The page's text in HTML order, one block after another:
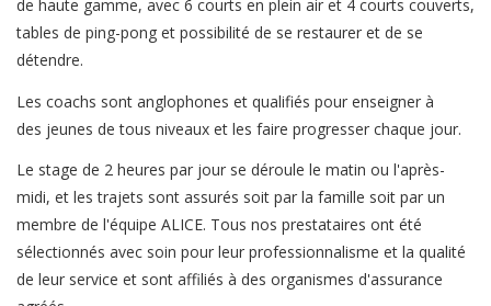
de haute gamme, avec 6 courts en plein air et 4 courts couverts,
tables de ping-pong et possibilité de se restaurer et de se
détendre.
Les coachs sont anglophones et qualifiés pour enseigner à
des jeunes de tous niveaux et les faire progresser chaque jour.
Le stage de 2 heures par jour se déroule le matin ou l'après-
midi, et les trajets sont assurés soit par la famille soit par un
membre de l'équipe ALICE. Tous nos prestataires ont été
sélectionnés avec soin pour leur professionnalisme et la qualité
de leur service et sont affiliés à des organismes d'assurance